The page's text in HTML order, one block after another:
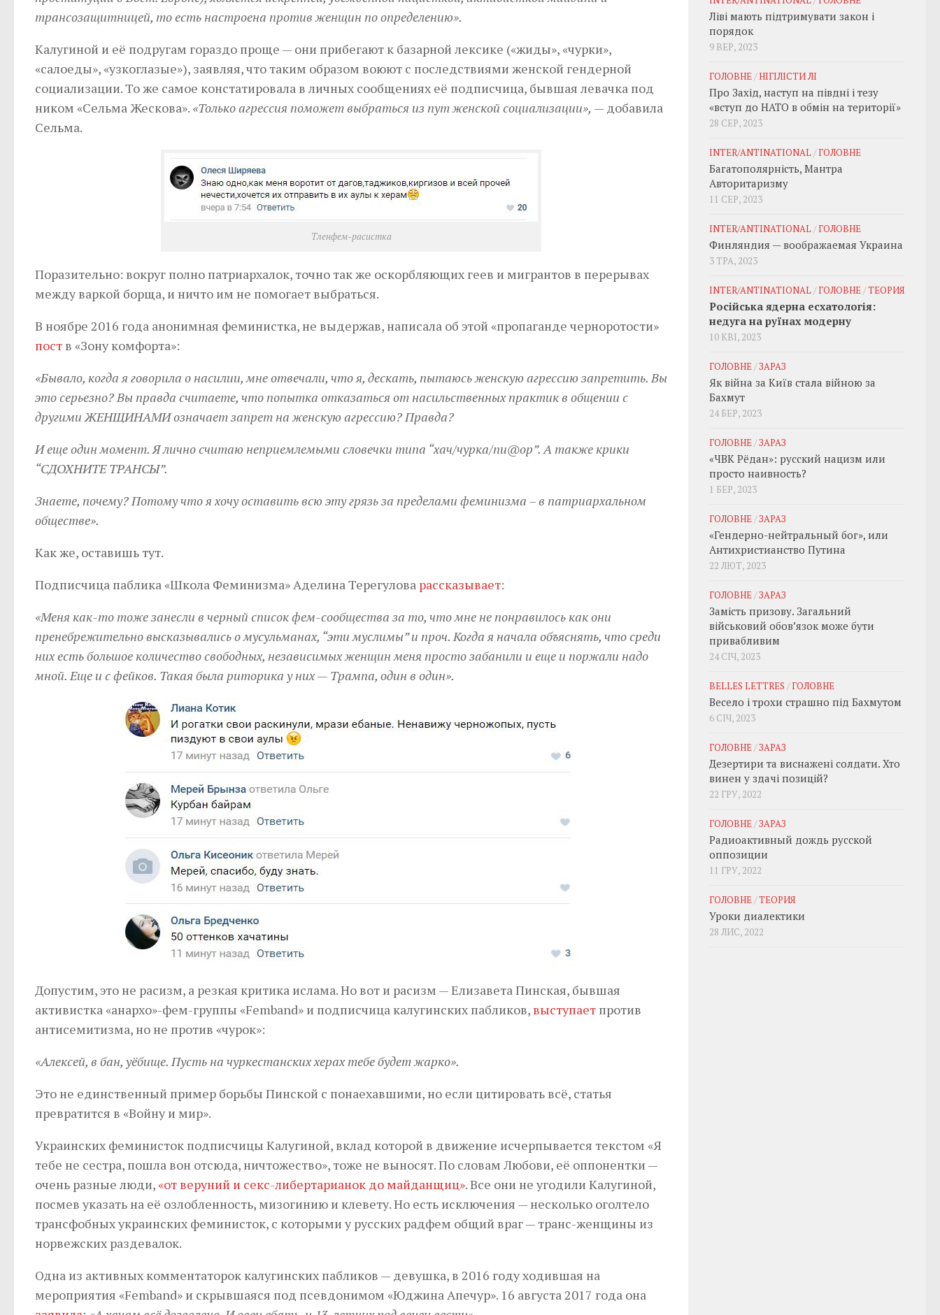
трансозащитницей, то есть настроена против женщин по определению».
Калугиной и её подругам гораздо проще — они прибегают к базарной лексике («жиды», «чурки»,
«салоеды», «узкоглазые»), заявляя, что таким образом воюют с последствиями женской гендерной
социализации. То же самое констатировала в личных сообщениях её подписчица, бывшая левачка под
ником «Сельма Жескова». «Только агрессия поможет выбраться из пут женской социализации», — добавила
Сельма.
Тленфем-расистка
Поразительно: вокруг полно патриархалок, точно так же оскорбляющих геев и мигрантов в перерывах
между варкой борща, и ничто им не помогает выбраться.
В ноябре 2016 года анонимная феминистка, не выдержав, написала об этой «пропаганде черноротости»
пост в «Зону комфорта»:
«Бывало, когда я говорила о насилии, мне отвечали, что я, дескать, пытаюсь женскую агрессию запретить. Вы
это серьезно? Вы правда считаете, что попытка отказаться от насильственных практик в общении с
другими ЖЕНЩИНАМИ означает запрет на женскую агрессию? Правда?
И еще один момент. Я лично считаю неприемлемыми словечки типа “хач/чурка/пи@ор”. А также крики
“СДОХНИТЕ ТРАНСЫ”.
Знаете, почему? Потому что я хочу оставить всю эту грязь за пределами феминизма – в патриархальном
обществе».
Как же, оставишь тут.
Подписчица паблика «Школа Феминизма» Аделина Терегулова рассказывает:
«Меня как-то тоже занесли в черный список фем-сообщества за то, что мне не понравилось как они
пренебрежительно высказывались о мусульманах, “эти муслимы” и проч. Когда я начала объяснять, что среди
них есть большое количество свободных, независимых женщин меня просто забанили и еще и поржали надо
мной. Еще и с фейков. Такая была риторика у них — Трампа, один в один».
Допустим, это не расизм, а резкая критика ислама. Но вот и расизм — Елизавета Пинская, бывшая
активистка «анархо»-фем-группы «Femband» и подписчица калугинских пабликов, выступает против
антисемитизма, но не против «чурок»:
«Алексей, в бан, уёбище. Пусть на чуркестанских херах тебе будет жарко».
Это не единственный пример борьбы Пинской с понаехавшими, но если цитировать всё, статья
превратится в «Войну и мир».
Украинских феминисток подписчицы Калугиной, вклад которой в движение исчерпывается текстом «Я
тебе не сестра, пошла вон отсюда, ничтожество», тоже не выносят. По словам Любови, её оппонентки —
очень разные люди,«от веруний и секс-либертарианок до майданщиц». Все они не угодили Калугиной,
посмев указать на её озлобленность, мизогинию и клевету. Но есть исключения — несколько оголтело
трансфобных украинских феминисток, с которыми у русских радфем общий враг — транс-женщины из
норвежских раздевалок.
Одна из активных комментаторок калугинских пабликов — девушка, в 2016 году ходившая на
мероприятия «Femband» и скрывшаяся под псевдонимом «Юджина Апечур». 16 августа 2017 года она
Ліві мають підтримувати закон і
порядок
9 ВЕР, 2023
ГОЛОВНЕ/НІГІЛІСТИ ЛІ
Про Захід, наступ на півдні і тезу
«вступ до НАТО в обмін на території»
28 СЕР, 2023
INTER/ANTINATIONAL/ГОЛОВНЕ
Багатополярність, Мантра
Авторитаризму
11 СЕР, 2023
INTER/ANTINATIONAL/ГОЛОВНЕ
Финляндия — воображаемая Украина
3 ТРА, 2023
INTER/ANTINATIONAL/ГОЛОВНЕ/ТЕОРИЯ
Російська ядерна есхатологія:
недуга на руїнах модерну
10 КВІ, 2023
ГОЛОВНЕ/ЗАРАЗ
Як війна за Київ стала війною за
Бахмут
24 БЕР, 2023
ГОЛОВНЕ/ЗАРАЗ
«ЧВК Рёдан»: русский нацизм или
просто наивность?
1 БЕР, 2023
ГОЛОВНЕ/ЗАРАЗ
«Гендерно-нейтральный бог», или
Антихристианство Путина
22 ЛЮТ, 2023
ГОЛОВНЕ/ЗАРАЗ
Замість призову. Загальний
військовий обовʼязок може бути
привабливим
24 СІЧ, 2023
BELLES LETTRES /ГОЛОВНЕ
Весело і трохи страшно під Бахмутом
6 СІЧ, 2023
ГОЛОВНЕ/ЗАРАЗ
Дезертири та виснажені солдати. Хто
винен у здачі позицій?
22 ГРУ, 2022
ГОЛОВНЕ/ЗАРАЗ
Радиоактивный дождь русской
оппозиции
11 ГРУ, 2022
ГОЛОВНЕ/ТЕОРИЯ
Уроки диалектики
28 ЛИС, 2022